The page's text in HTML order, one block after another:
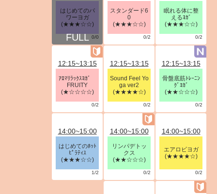
はじめてのパ
ワーヨガ
(★★★☆☆)
0/0
スタンダード6
0
(★★★☆☆)
0/2
眠れる体に整
えるﾖｶﾞ
(★★★☆☆)
0/2
12:15~13:15
ｱﾛﾏﾘﾗｯｸｽﾖｶﾞ
FRUITY
(★☆☆☆☆)
0/2
12:15~13:15
Sound Feel Yo
ga ver2
(★★★★☆)
0/2
12:15~13:15
骨盤底筋ﾄﾚｰﾆﾝ
ｸﾞﾖｶﾞ
(★★☆☆☆)
0/2
14:00~15:00
はじめてのﾎｯﾄ
ﾋﾟﾗﾃｨｽ
(★★★☆☆)
1/2
14:00~15:00
リンパデトッ
クス
(★★☆☆☆)
0/2
14:00~15:00
エアロビヨガ
(★★★★☆)
0/2